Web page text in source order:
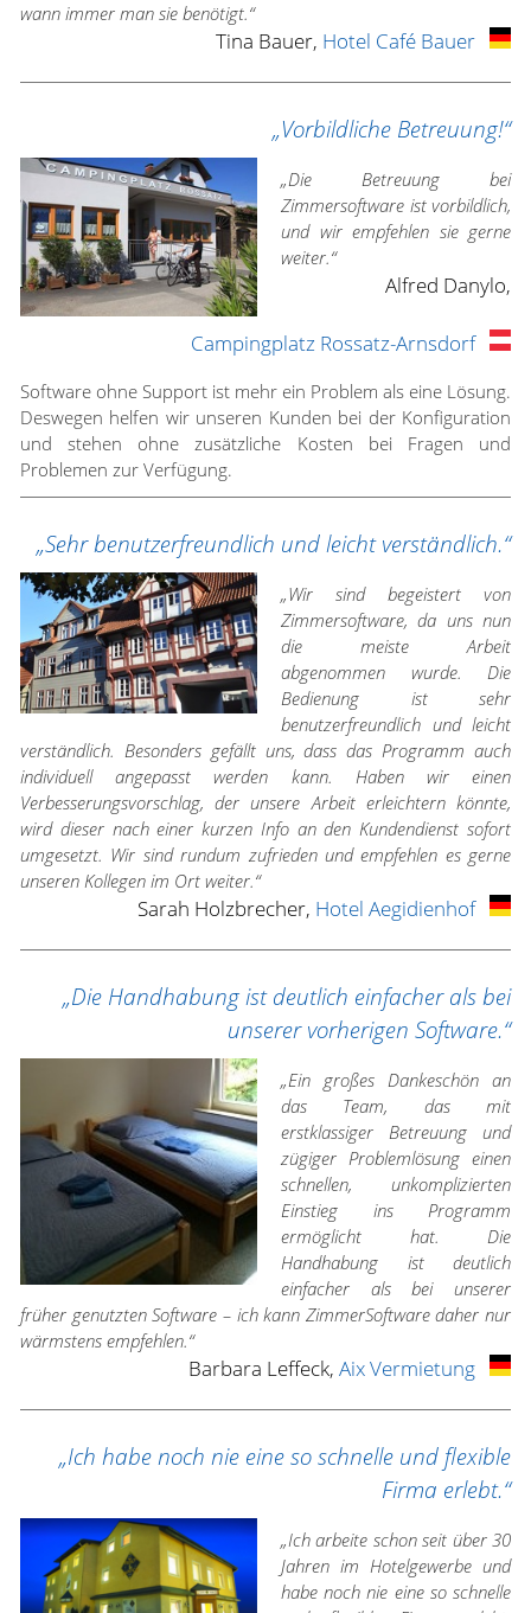
wann immer man sie benötigt.“
Tina Bauer, Hotel Café Bauer
„Vorbildliche Betreuung!“
„Die Betreuung bei
Zimmersoftware ist vorbildlich,
und wir empfehlen sie gerne
weiter.“
Alfred Danylo,
Campingplatz Rossatz-Arnsdorf
Software ohne Support ist mehr ein Problem als eine Lösung.
Deswegen helfen wir unseren Kunden bei der Konfiguration
und stehen ohne zusätzliche Kosten bei Fragen und
Problemen zur Verfügung.
„Sehr benutzerfreundlich und leicht verständlich.“
„Wir sind begeistert von
Zimmersoftware, da uns nun
die meiste Arbeit
abgenommen wurde. Die
Bedienung ist sehr
benutzerfreundlich und leicht
verständlich. Besonders gefällt uns, dass das Programm auch
individuell angepasst werden kann. Haben wir einen
Verbesserungsvorschlag, der unsere Arbeit erleichtern könnte,
wird dieser nach einer kurzen Info an den Kundendienst sofort
umgesetzt. Wir sind rundum zufrieden und empfehlen es gerne
unseren Kollegen im Ort weiter.“
Sarah Holzbrecher, Hotel Aegidienhof
„Die Handhabung ist deutlich einfacher als bei
unserer vorherigen Software.“
„Ein großes Dankeschön an
das Team, das mit
erstklassiger Betreuung und
zügiger Problemlösung einen
schnellen, unkomplizierten
Einstieg ins Programm
ermöglicht hat. Die
Handhabung ist deutlich
einfacher als bei unserer
früher genutzten Software – ich kann ZimmerSoftware daher nur
wärmstens empfehlen.“
Barbara Leffeck, Aix Vermietung
„Ich habe noch nie eine so schnelle und flexible
Firma erlebt.“
„Ich arbeite schon seit über 30
Jahren im Hotelgewerbe und
habe noch nie eine so schnelle